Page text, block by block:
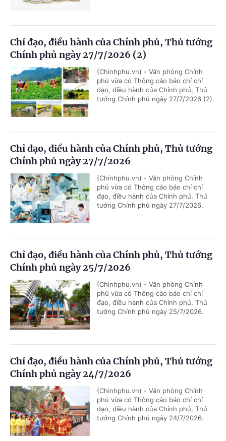
Chỉ đạo, điều hành của Chính phủ, Thủ tướng
Chính phủ ngày 27/7/2026 (2)
(Chinhphu.vn) - Văn phòng Chính
phủ vừa có Thông cáo báo chí chỉ
đạo, điều hành của Chính phủ, Thủ
tướng Chính phủ ngày 27/7/2026 (2).
Chỉ đạo, điều hành của Chính phủ, Thủ tướng
Chính phủ ngày 27/7/2026
(Chinhphu.vn) - Văn phòng Chính
phủ vừa có Thông cáo báo chí chỉ
đạo, điều hành của Chính phủ, Thủ
tướng Chính phủ ngày 27/7/2026.
Chỉ đạo, điều hành của Chính phủ, Thủ tướng
Chính phủ ngày 25/7/2026
(Chinhphu.vn) - Văn phòng Chính
phủ vừa có Thông cáo báo chí chỉ
đạo, điều hành của Chính phủ, Thủ
tướng Chính phủ ngày 25/7/2026.
Chỉ đạo, điều hành của Chính phủ, Thủ tướng
Chính phủ ngày 24/7/2026
(Chinhphu.vn) - Văn phòng Chính
phủ vừa có Thông cáo báo chí chỉ
đạo, điều hành của Chính phủ, Thủ
tướng Chính phủ ngày 24/7/2026.